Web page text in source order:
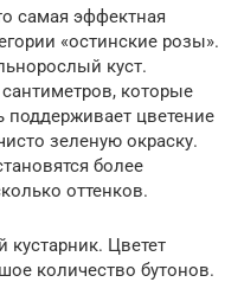
самая эффектная
«остинские розы».
куст.
которые
поддерживает цветение
зеленую окраску.
более
оттенков.
Цветет
количество бутонов.